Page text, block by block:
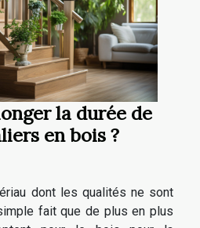
la durée de
en bois ?
dont les qualités ne sont
fait que de plus en plus